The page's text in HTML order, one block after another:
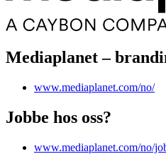
Mediaplanet –
www.mediaplanet.com/no/
Jobbe hos oss?
www.mediaplanet.com/no/